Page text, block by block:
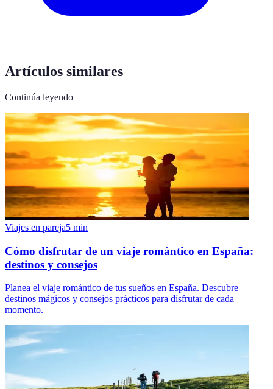
Artículos similares
Continúa leyendo
Viajes en pareja5 min
Cómo disfrutar de un viaje romántico en España:
destinos y consejos
Planea el viaje romántico de tus sueños en España. Descubre
destinos mágicos y consejos prácticos para disfrutar de cada
momento.